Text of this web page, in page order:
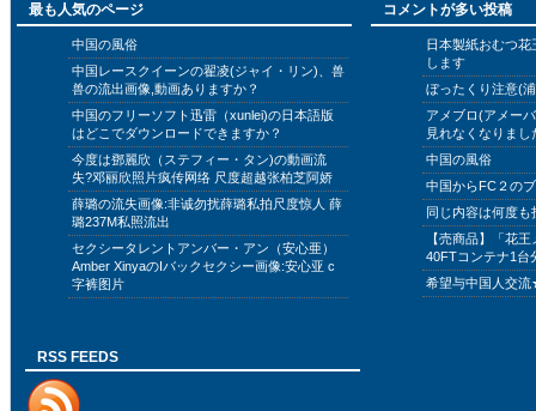
最も人気のページ
中国の風俗
中国レースクイーンの翟凌(ジャイ・リン)、兽
兽の流出画像,動画ありますか？
中国のフリーソフト迅雷（xunlei)の日本語版
はどこでダウンロードできますか？
今度は鄧麗欣（ステフィー・タン)の動画流
失?邓丽欣照片疯传网络 尺度超越张柏芝阿娇
薛璐の流失画像:非诚勿扰薛璐私拍尺度惊人 薛
璐237M私照流出
セクシータレントアンバー・アン（安心亜）
Amber XinyaのIバックセクシー画像:安心亚 c
字裤图片
コメントが多い投稿
日本製紙おむつ
します
ぼったくり注意(
アメブロ(アメー
見れなくなりまし
中国の風俗
中国からFC２の
同じ内容は何度
【売商品】「花
40FTコンテナ1台
希望与中国人交
RSS FEEDS